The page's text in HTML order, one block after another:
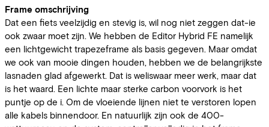
Frame omschrijving
Dat een fiets veelzijdig en stevig is, wil nog niet zeggen dat-ie
ook zwaar moet zijn. We hebben de Editor Hybrid FE namelijk
een lichtgewicht trapezeframe als basis gegeven. Maar omdat
we ook van mooie dingen houden, hebben we de belangrijkste
lasnaden glad afgewerkt. Dat is weliswaar meer werk, maar dat
is het waard. Een lichte maar sterke carbon voorvork is het
puntje op de i. Om de vloeiende lijnen niet te verstoren lopen
alle kabels binnendoor. En natuurlijk zijn ook de 400-